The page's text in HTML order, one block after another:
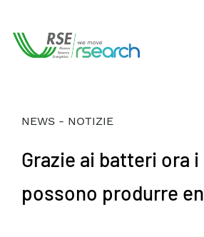
NEWS - NOTIZIE
Grazie ai batteri ora
possono produrre